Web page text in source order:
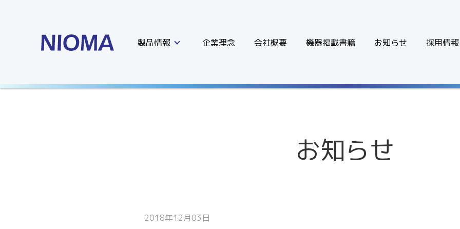
製品情報 企業理念 会社概要 機器掲載書籍 お知らせ 採用情報
お知らせ
2018年12月03日